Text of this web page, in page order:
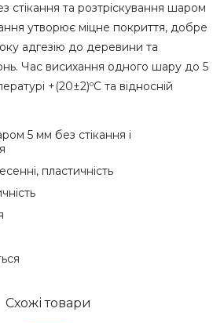
стікання та розтріскування шаром
утворює міцне покриття, добре
адгезію до деревини та
Час висихання одного шару до 5
+(20±2)ºС та відносній
5 мм без стікання і
пластичність
Схожі товари